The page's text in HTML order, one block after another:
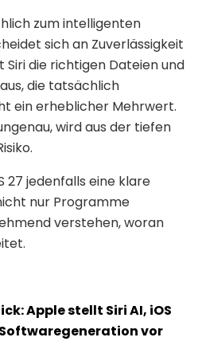
zum intelligenten
sich an Zuverlässigkeit
Siri die richtigen Dateien und
die tatsächlich
ein erheblicher Mehrwert.
wird aus der tiefen
jedenfalls eine klare
nur Programme
verstehen, woran
Apple stellt Siri AI, iOS
vor